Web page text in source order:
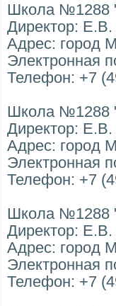
Школа №1288
Директор:
Адрес: город
Электронная
Телефон: +7
Школа №1288
Директор:
Адрес: город
Электронная
Телефон: +7
Школа №1288
Директор:
Адрес: город
Электронная
Телефон: +7